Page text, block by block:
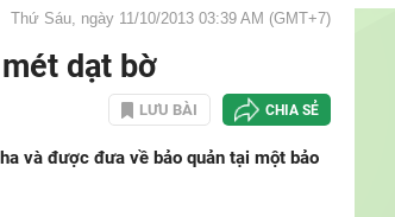
Thứ Sáu, ngày 11/10/2013 03:39 AM (GMT+7)
dạt bờ
LƯU BÀI CHIA SẺ
và được đưa về bảo quản tại một bảo